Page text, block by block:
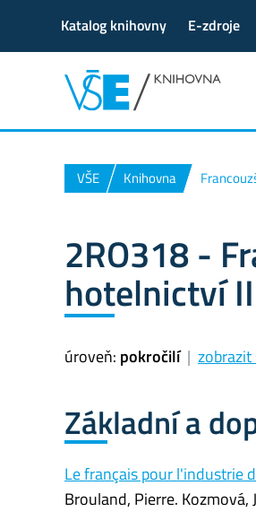
Katalog knihovny E-zdroje
VŠE Knihovna
2RO318 -
hotelnictví II
úroveň: pokročilí | zobrazit
Základní a
Le français pour l'industrie
Brouland, Pierre.